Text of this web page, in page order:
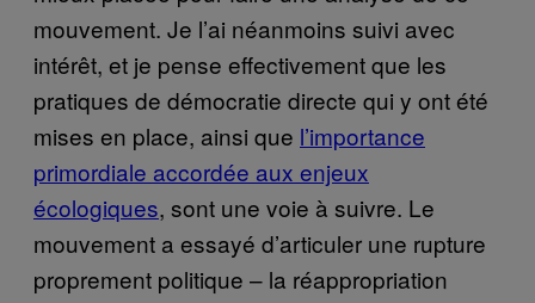
mouvement. Je l’ai néanmoins suivi avec
intérêt, et je pense effectivement que les
pratiques de démocratie directe qui y ont été
mises en place, ainsi que l’importance
primordiale accordée aux enjeux
écologiques, sont une voie à suivre. Le
mouvement a essayé d’articuler une rupture
proprement politique – la réappropriation